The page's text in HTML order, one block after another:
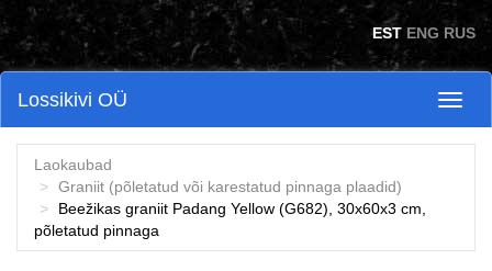
Skip to main content EST ENG RUS
Lossikivi OÜ
Laokaubad
Graniit (põletatud või karestatud pinnaga plaadid)
Beežikas graniit Padang Yellow (G682), 30x60x3 cm,
põletatud pinnaga